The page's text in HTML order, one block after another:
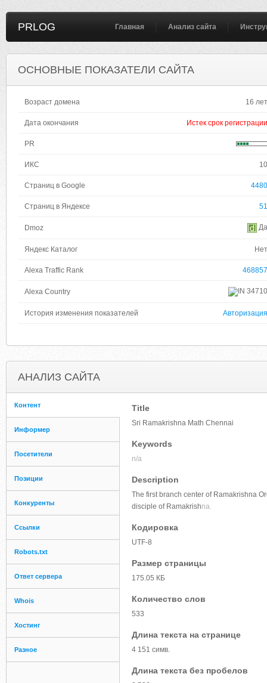
PRLOG Главная Анализ сайта
ОСНОВНЫЕ ПОКАЗАТЕЛИ САЙТА
Возраст домена 16 лет
Дата окончания Истек срок регистрации
PR
ИКС 10
Страниц в Google 4480
Страниц в Яндексе 51
Dmoz Да
Яндекс Каталог Нет
Alexa Traffic Rank 468857
Alexa Country 34710
История изменения показателей Авторизация
АНАЛИЗ САЙТА
Контент
Информер
Посетители
Позиции
Конкуренты
Ссылки
Robots.txt
Ответ сервера
Whois
Хостинг
Разное
Title
Sri Ramakrishna Math Chennai
Keywords
n/a
Description
The first branch center of Ramakrishna
disciple of Ramakrishna.
Кодировка
UTF-8
Размер страницы
175.05 КБ
Количество слов
533
Длина текста на странице
4 151 симв.
Длина текста без пробелов